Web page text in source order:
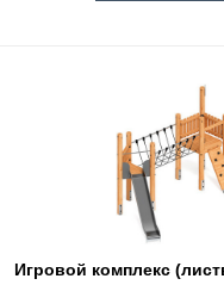
Игровой комплекс